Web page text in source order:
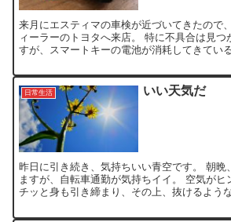
来月にエスティマの車検が近づいてきたので
ィーラーのトヨタへ来店。 特に不具合は見
すが、スマートキーの電池が消耗してきてい
日常生活 いい天気だ
昨日に引き続き、気持ちいい青空です。 朝晩
ますが、自転車通勤が気持ちイイ。 空気がヒ
チッと身も引き締まり、その上、抜けるよう